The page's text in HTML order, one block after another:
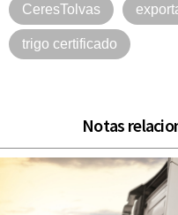
CeresTolvas
trigo certificado
Notas